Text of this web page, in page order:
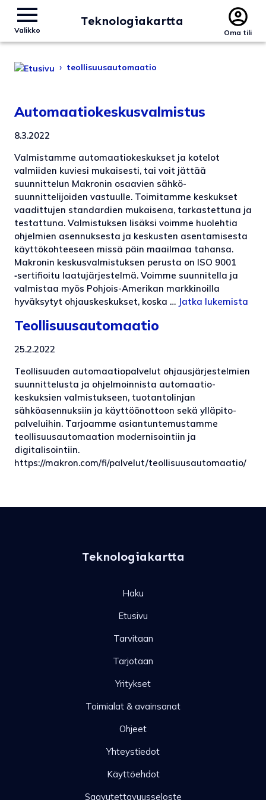
Valikko
Teknologiakartta
Oma tili
› teollisuusautomaatio
Automaatiokeskusvalmistus
8.3.2022
Valmistamme automaatiokeskukset ja kotelot
valmiiden kuviesi mukaisesti, tai voit jättää
suunnittelun Makronin osaavien sähkö­
suunnittelijoiden vastuulle. Toimitamme keskukset
vaadittujen standardien mukaisena, tarkastettuna ja
testattuna. Valmistuksen lisäksi voimme huolehtia
ohjelmien asennuksesta ja keskusten asentamisesta
käyttökohteeseen missä päin maailmaa tahansa.
Makronin keskusvalmistuksen perusta on ISO 9001
‑sertifioitu laatujärjestelmä. Voimme suunnitella ja
valmistaa myös Pohjois-Amerikan markkinoilla
hyväksytyt ohjaus­keskukset, koska … Jatka lukemista
Teollisuusautomaatio
25.2.2022
Teollisuuden automaatio­palvelut ohjausjärjestelmien
suunnittelusta ja ohjelmoinnista automaatio­
keskuksien valmistukseen, tuotantolinjan
sähköasennuksiin ja käyttöönottoon sekä ylläpito­
palveluihin. Tarjoamme asiantuntemustamme
teollisuus­automaation modernisointiin ja
digitalisointiin.
https://makron.com/fi/palvelut/teollisuusautomaatio/
Teknologiakartta
Haku
Etusivu
Tarvitaan
Tarjotaan
Yritykset
Toimialat & avainsanat
Ohjeet
Yhteystiedot
Käyttöehdot
Saavutettavuusseloste